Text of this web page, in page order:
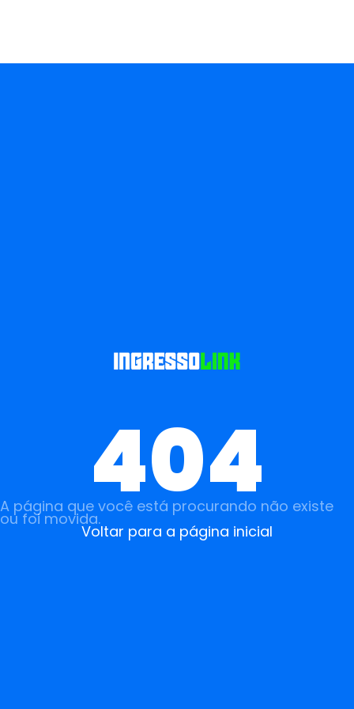
404
A página que você está procurando não existe
ou foi movida.
Voltar para a página inicial